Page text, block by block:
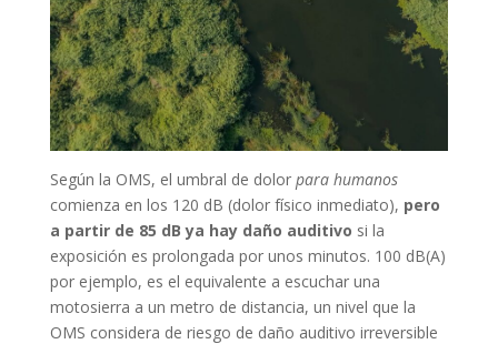
Según la OMS, el umbral de dolor para humanos
comienza en los 120 dB (dolor físico inmediato), pero
a partir de 85 dB ya hay daño auditivo si la
exposición es prolongada por unos minutos. 100 dB(A)
por ejemplo, es el equivalente a escuchar una
motosierra a un metro de distancia, un nivel que la
OMS considera de riesgo de daño auditivo irreversible